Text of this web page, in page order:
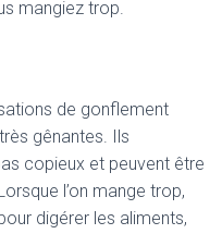
mangiez trop.
de gonflement
gênantes. Ils
copieux et peuvent être
l’on mange trop,
digérer les aliments,